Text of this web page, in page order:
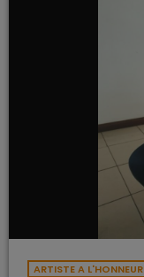
ARTISTE A L'HONNEUR